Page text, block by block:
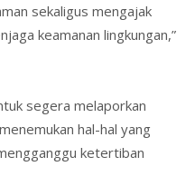
sekaligus mengajak
keamanan lingkungan,”
segera melaporkan
hal-hal yang
ketertiban